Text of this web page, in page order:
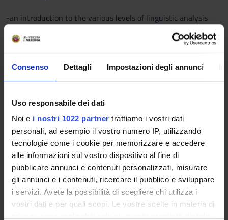
Consenso Dettagli Impostazioni degli annunci
Uso responsabile dei dati
Noi e i nostri 1022 partner trattiamo i vostri dati
personali, ad esempio il vostro numero IP, utilizzando
tecnologie come i cookie per memorizzare e accedere
alle informazioni sul vostro dispositivo al fine di
pubblicare annunci e contenuti personalizzati, misurare
gli annunci e i contenuti, ricercare il pubblico e sviluppare
i servizi. Avete la possibilità di scegliere chi utilizza i
vostri dati e per quali scopi. Le vostre scelte in materia di
-an introduction to the various levels of linguistic analysis
- the domain of morphology (word structure an word
formation processes)
- the domain of semantics (sense relations, levels of meaning,
the English lexicon, resources for the study of the English
READING LIST
Ballard, K. (2002) The Frameworks of English, Basingstoke,
Palgrave (Ch. 2, 3, 4, 5, 6, 7 , 9, 10, 11.2 word stress)
(alternatively) Plag Ingo et al., 2007, Introduction to English
Linguistics, Berlin, Mouton De Gruyter [Capitoli 1, 2 (solo fino
a 2.4), 3, 4 e 5];
Roach, P. (1991) English Phonetics and Phonology. A practical
course. Cambridge, CambridgeUniversity Press